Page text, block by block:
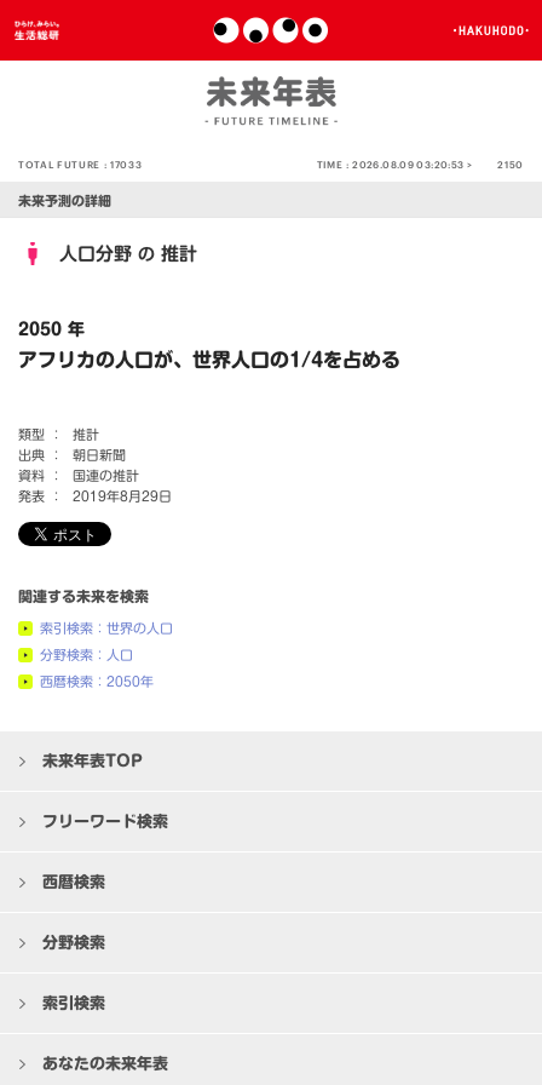
TOTAL FUTURE :17033 TIME :2026.08.09 03:20:53 > 2150
未来予測の詳細
人口分野 の 推計
2050 年
アフリカの人口が、世界人口の1/4を占める
類型 ：
推計
出典 ：
朝日新聞
資料 ：
国連の推計
発表 ：
2019年8月29日
関連する未来を検索
索引検索：世界の人口
分野検索：人口
西暦検索：2050年
未来年表TOP
フリーワード検索
西暦検索
分野検索
索引検索
あなたの未来年表